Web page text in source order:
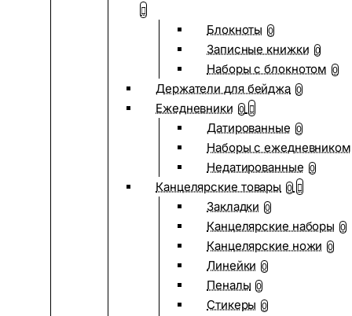
Блокноты 0
Записные книжки 0
Наборы с блокнотом 0
Держатели для бейджа 0
Ежедневники 0
Датированные 0
Наборы с ежедневником
Недатированные 0
Канцелярские товары 0
Закладки 0
Канцелярские наборы 0
Канцелярские ножи 0
Линейки 0
Пеналы 0
Стикеры 0